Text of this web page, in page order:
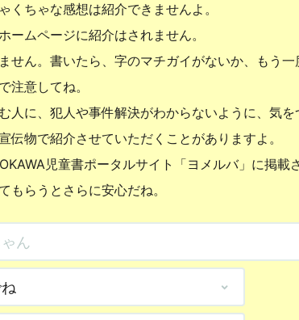
くちゃな感想は紹介できませんよ。
ームページに紹介はされません。
せん。書いたら、字のマチガイがないか、もう一
注意してね。
人に、犯人や事件解決がわからないように、気を
伝物で紹介させていただくことがありますよ。
児童書ポータルサイト「ヨメルバ」に掲載
もらうとさらに安心だね。